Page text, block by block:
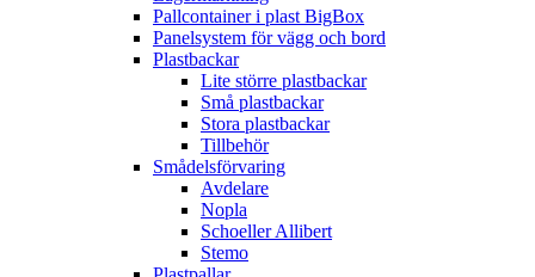
Pallcontainer i plast BigBox
Panelsystem för vägg och bord
Plastbackar
Lite större plastbackar
Små plastbackar
Stora plastbackar
Tillbehör
Smådelsförvaring
Avdelare
Nopla
Schoeller Allibert
Stemo